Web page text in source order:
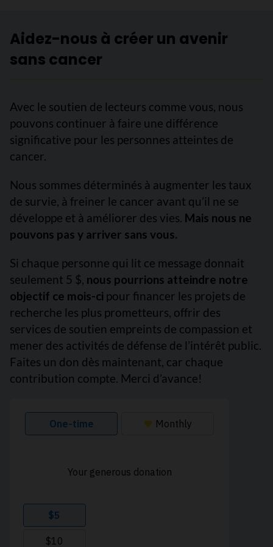
Aidez-nous à créer un avenir
sans cancer
Avec le soutien de lecteurs comme vous, nous
pouvons continuer à faire une différence
significative pour les personnes atteintes de
cancer.
Nous sommes déterminés à augmenter les taux
de survie, à freiner le cancer avant qu’il ne se
développe et à améliorer des vies. Mais nous ne
pouvons pas y arriver sans vous.
Si chaque personne qui lit ce message donnait
seulement 5 $, nous pourrions atteindre notre
objectif ce mois-ci pour financer les projets de
recherche les plus prometteurs, offrir des
services de soutien empreints de compassion et
mener des activités de défense de l’intérêt public.
Faites un don dès maintenant, car chaque
contribution compte. Merci d’avance!